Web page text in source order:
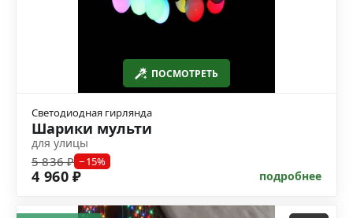
ПОСМОТРЕТЬ
Светодиодная гирлянда
Шарики мульти
для улицы
5 836 ₽ −15%
4 960 ₽ подробнее